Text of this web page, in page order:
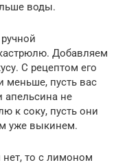
воды.
Добавляем
С рецептом его
меньше, пусть вас
апельсина не
к соку, пусть они
уже выкинем.
нет, то с лимоном